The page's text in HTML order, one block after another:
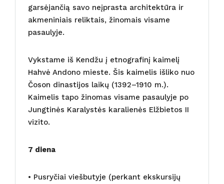
garsėjančią savo neįprasta architektūra ir
akmeniniais reliktais, žinomais visame
pasaulyje.
Vykstame iš Kendžu į etnografinį kaimelį
Hahvė Andono mieste. Šis kaimelis išliko nuo
Čoson dinastijos laikų (1392–1910 m.).
Kaimelis tapo žinomas visame pasaulyje po
Jungtinės Karalystės karalienės Elžbietos II
vizito.
7 diena
• Pusryčiai viešbutyje (perkant ekskursijų